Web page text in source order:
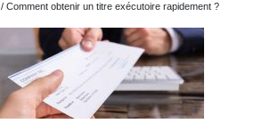
/ Comment obtenir un titre exécutoire rapidement ?